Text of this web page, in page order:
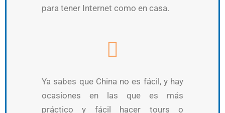
para tener Internet como en casa.
Ya sabes que China no es fácil, y hay
ocasiones en las que es más
práctico y fácil hacer tours o